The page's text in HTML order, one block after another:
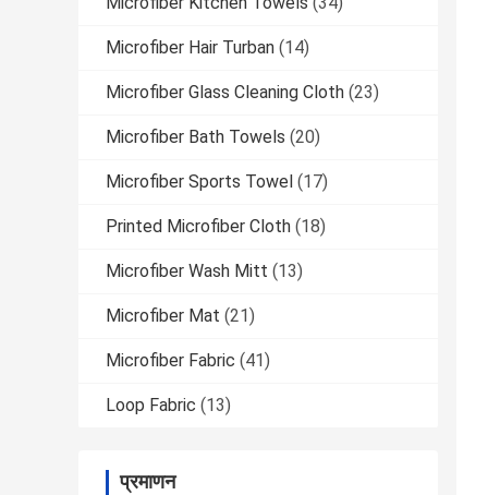
Microfiber Hair Turban (14)
Microfiber Glass Cleaning Cloth (23)
Microfiber Bath Towels (20)
Microfiber Sports Towel (17)
Printed Microfiber Cloth (18)
Microfiber Wash Mitt (13)
Microfiber Mat (21)
Microfiber Fabric (41)
Loop Fabric (13)
प्रमाणन